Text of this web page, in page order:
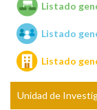
Listado
Listado
Listado
Unidad de